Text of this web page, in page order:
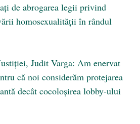
de abrogarea legii privind
homosexualității în rândul
Judit Varga: Am enervat
că noi considerăm protejarea
decât cocoloşirea lobby-ului